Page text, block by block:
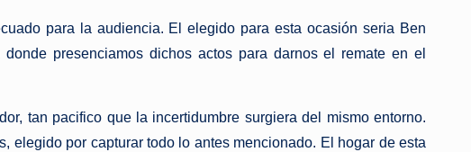
para la audiencia. El elegido para esta ocasión seria Ben
presenciamos dichos actos para darnos el remate en el
tan pacifico que la incertidumbre surgiera del mismo entorno.
elegido por capturar todo lo antes mencionado. El hogar de esta